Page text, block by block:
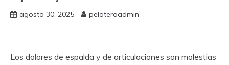
agosto 30, 2025 peloteroadmin
Los dolores de espalda y de articulaciones son molestias